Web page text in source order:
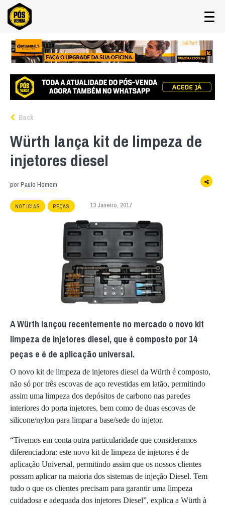
Back
Würth lança kit de limpeza de
injetores diesel
porPaulo Homem
NOTÍCIAS PEÇAS 13 Janeiro, 2017
A Würth lançou recentemente no mercado o novo kit
limpeza de injetores diesel, que é composto por 14
peças e é de aplicação universal.
O novo kit de limpeza de injetores diesel da Würth é composto,
não só por três escovas de aço revestidas em latão, permitindo
assim uma limpeza dos depósitos de carbono nas paredes
interiores do porta injetores, bem como de duas escovas de
silicone/nylon para limpar a base/sede do injetor.
“Tivemos em conta outra particularidade que consideramos
diferenciadora: este novo kit de limpeza de injetores é de
aplicação Universal, permitindo assim que os nossos clientes
possam aplicar na maioria dos sistemas de injeção Diesel. Tem
tudo o que os clientes precisam para garantir uma limpeza
cuidadosa e adequada dos injetores Diesel”, explica a Würth à